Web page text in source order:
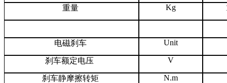
重量 Kg
电磁刹车 Unit
刹车额定电压 V
刹车静摩擦转矩 N.m